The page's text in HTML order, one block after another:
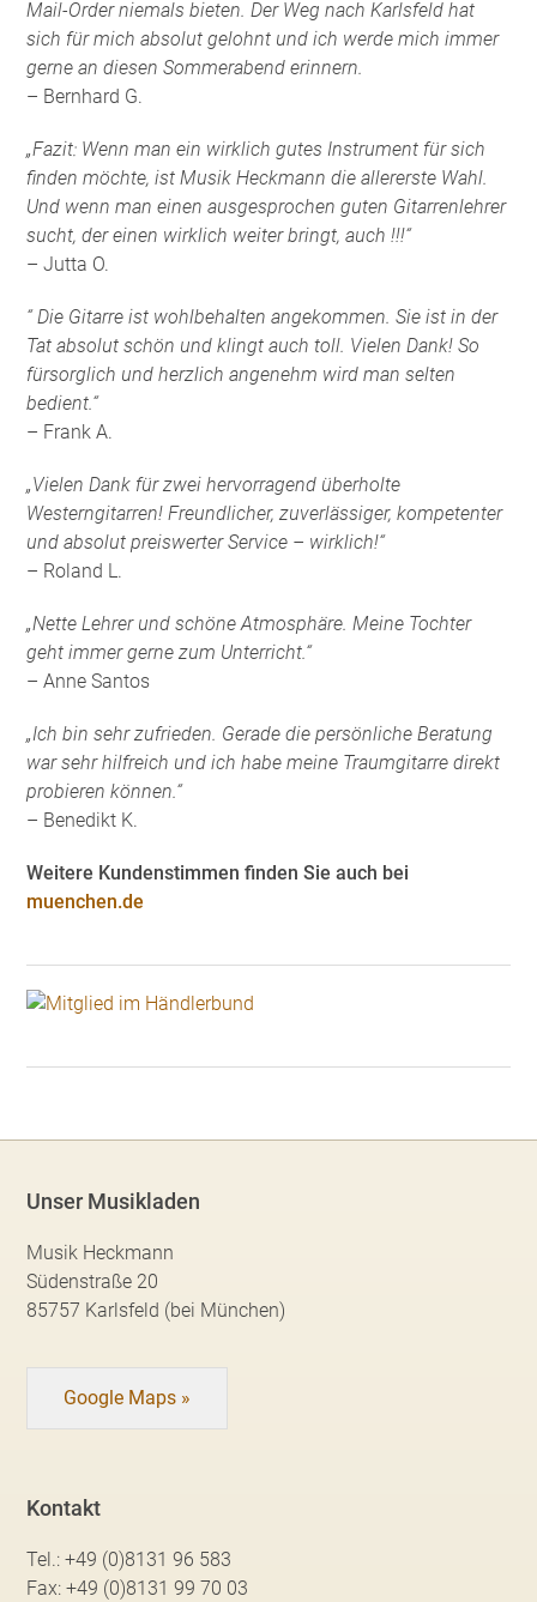
Mail-Order niemals bieten. Der Weg nach Karlsfeld hat
sich für mich absolut gelohnt und ich werde mich immer
gerne an diesen Sommerabend erinnern.
– Bernhard G.
„Fazit: Wenn man ein wirklich gutes Instrument für sich
finden möchte, ist Musik Heckmann die allererste Wahl.
Und wenn man einen ausgesprochen guten Gitarrenlehrer
sucht, der einen wirklich weiter bringt, auch !!!“
– Jutta O.
“ Die Gitarre ist wohlbehalten angekommen. Sie ist in der
Tat absolut schön und klingt auch toll. Vielen Dank! So
fürsorglich und herzlich angenehm wird man selten
bedient.“
– Frank A.
„Vielen Dank für zwei hervorragend überholte
Westerngitarren! Freundlicher, zuverlässiger, kompetenter
und absolut preiswerter Service – wirklich!“
– Roland L.
„Nette Lehrer und schöne Atmosphäre. Meine Tochter
geht immer gerne zum Unterricht.“
– Anne Santos
„Ich bin sehr zufrieden. Gerade die persönliche Beratung
war sehr hilfreich und ich habe meine Traumgitarre direkt
probieren können.“
– Benedikt K.
Weitere Kundenstimmen finden Sie auch bei
muenchen.de
Unser Musikladen
Musik Heckmann
Südenstraße 20
85757 Karlsfeld (bei München)
Google Maps »
Kontakt
Tel.:+49 (0)8131 96 583
Fax:+49 (0)8131 99 70 03